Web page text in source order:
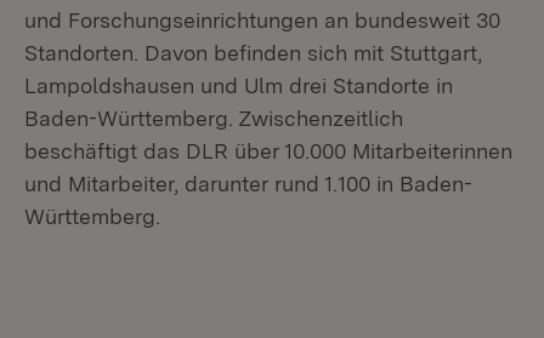
und Forschungseinrichtungen an bundesweit 30
Standorten. Davon befinden sich mit Stuttgart,
Lampoldshausen und Ulm drei Standorte in
Baden-Württemberg. Zwischenzeitlich
beschäftigt das DLR über 10.000 Mitarbeiterinnen
und Mitarbeiter, darunter rund 1.100 in Baden-
Württemberg.